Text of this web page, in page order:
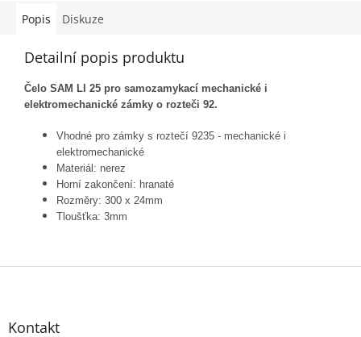
Popis Diskuze
Detailní popis produktu
Čelo SAM LI 25 pro samozamykací mechanické i
elektromechanické zámky o rozteči 92.
Vhodné pro zámky s roztečí 9235 - mechanické i
elektromechanické
Materiál: nerez
Horní zakončení: hranaté
Rozměry: 300 x 24mm
Tloušťka: 3mm
Z
Kontakt